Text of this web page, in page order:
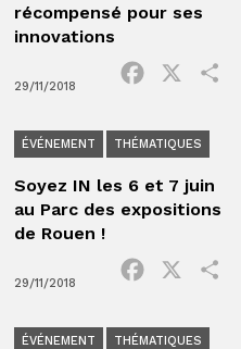
récompensé pour ses
innovations
29/11/2018
Facebook
ÉVÉNEMENT THÉMATIQUES
Soyez IN les 6 et 7 juin
au Parc des expositions
de Rouen !
29/11/2018
Facebook
ÉVÉNEMENT THÉMATIQUES